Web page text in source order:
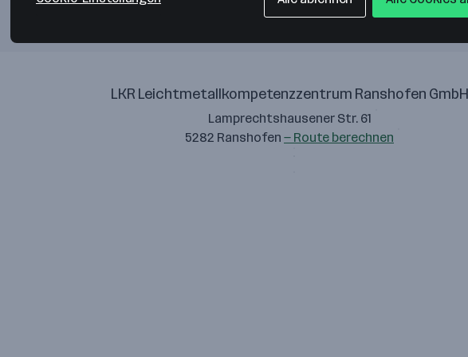
LKR Leichtmetallkompetenzzentrum Ranshofen GmbH
Lamprechtshausener Str. 61
5282 Ranshofen — Route berechnen